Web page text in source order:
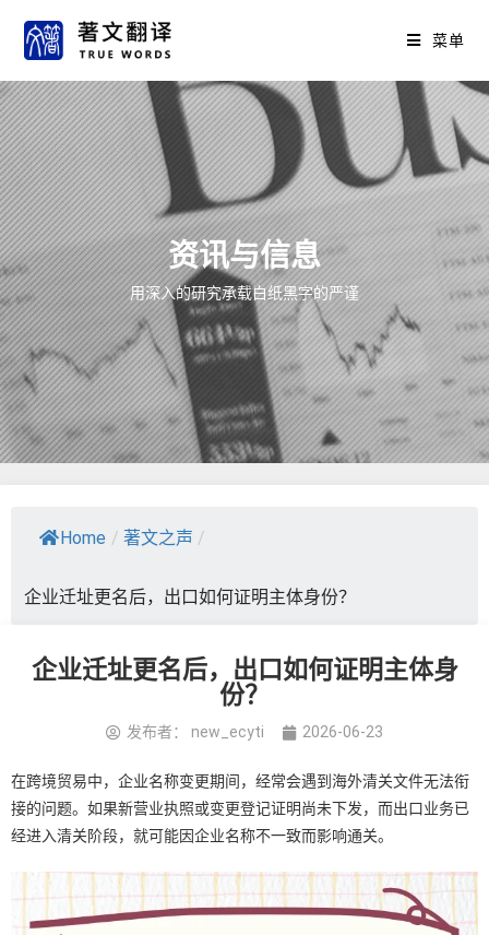
菜单
资讯与信息
用深入的研究承载白纸黑字的严谨
Home / 著文之声 /
企业迁址更名后，出口如何证明主体身份？
企业迁址更名后，出口如何证明主体身
份？
发布者： new_ecyti 2026-06-23
在跨境贸易中，企业名称变更期间，经常会遇到海外清关文件无法衔
接的问题。如果新营业执照或变更登记证明尚未下发，而出口业务已
经进入清关阶段，就可能因企业名称不一致而影响通关。